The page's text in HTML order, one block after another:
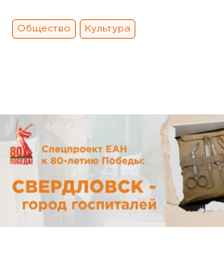
Общество Культура